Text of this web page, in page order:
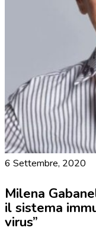
6 Settembre, 2020
Milena
il sistema
virus”